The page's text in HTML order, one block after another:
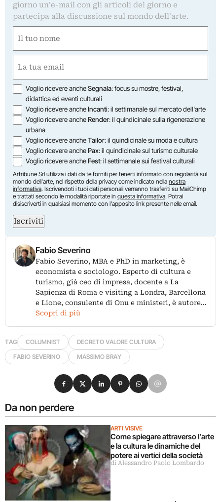
giorno un'e-mail con gli articoli del giorno e
partecipa alla discussione sul mondo dell'arte.
(Obbligatorio)
Nome
(Obbligatorio)
Opzioni
Voglio ricevere ancheSegnala: focus su mostre, festival,
didattica ed eventi culturali
Voglio ricevere ancheIncanti: il settimanale sul mercato dell'arte
Voglio ricevere ancheRender: il quindicinale sulla rigenerazione
urbana
Voglio ricevere ancheTailor: il quindicinale su moda e cultura
Voglio ricevere anchePax: il quindicinale sul turismo culturale
Voglio ricevere ancheFest: il settimanale sui festival culturali
Artribune Srl utilizza i dati da te forniti per tenerti informato con regolarità sul
mondo dell'arte, nel rispetto della privacy come indicato nella nostra
informativa. Iscrivendoti i tuoi dati personali verranno trasferiti su MailChimp
e trattati secondo le modalità riportate in questa informativa. Potrai
disiscriverti in qualsiasi momento con l'apposito link presente nelle email.
Iscriviti
Fabio Severino
Fabio Severino, MBA e PhD in marketing, è
economista e sociologo. Esperto di cultura e
turismo, già ceo di impresa, docente a La
Sapienza di Roma e visiting a Londra, Barcellona
e Lione, consulente di Onu e ministeri, è autore…
Scopri di più
TAG COLUMNIST
DECRETO VALORE CULTURA
FABIO SEVERINO
MASSIMO BRAY
Da non perdere
ARTI VISIVE
Come spiegare attraverso l’arte
e la cultura le dinamiche del
potere ai vertici della società
di Alessandro Paolo Lombardo
Condividi su Facebook
Condividi su X
Condividi su LinkedIn
Condividi su Pinterest
Condividi su WhatsApp
Condividi su Email